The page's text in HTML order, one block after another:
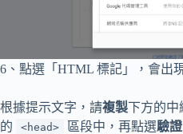
6、點選「HTML 標記」，會出
根據提示文字，請複製下方的中
的
<head> 區段中，再點選驗證